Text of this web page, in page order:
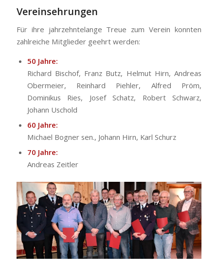
Vereinsehrungen
Für ihre jahrzehntelange Treue zum Verein konnten
zahlreiche Mitglieder geehrt werden:
50 Jahre:
Richard Bischof, Franz Butz, Helmut Hirn, Andreas
Obermeier, Reinhard Piehler, Alfred Pröm,
Dominikus Ries, Josef Schatz, Robert Schwarz,
Johann Uschold
60 Jahre:
Michael Bogner sen., Johann Hirn, Karl Schurz
70 Jahre:
Andreas Zeitler